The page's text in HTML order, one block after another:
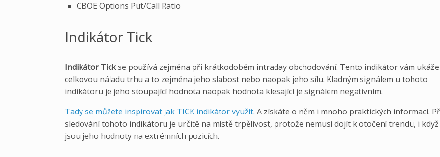
CBOE Options Put/Call Ratio
Indikátor Tick
Indikátor Tickse používá zejména při krátkodobém intraday obchodování. Tento indikátor vám ukáže
celkovou náladu trhu a to zejména jeho slabost nebo naopak jeho sílu. Kladným signálem u tohoto
indikátoru je jeho stoupající hodnota naopak hodnota klesající je signálem negativním.
Tady se můžete inspirovat jak TICK indikátor využít. A získáte o něm i mnoho praktických informací.
sledování tohoto indikátoru je určitě na místě trpělivost, protože nemusí dojít k otočení trendu, i když
jsou jeho hodnoty na extrémních pozicích.